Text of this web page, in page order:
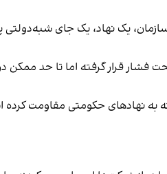
پول درمی‌آوری، ناگهان یک سازمان، یک نهاد،
فشار قرار گرفته اما تا حد ممکن
به نهادهای حکومتی مقاومت